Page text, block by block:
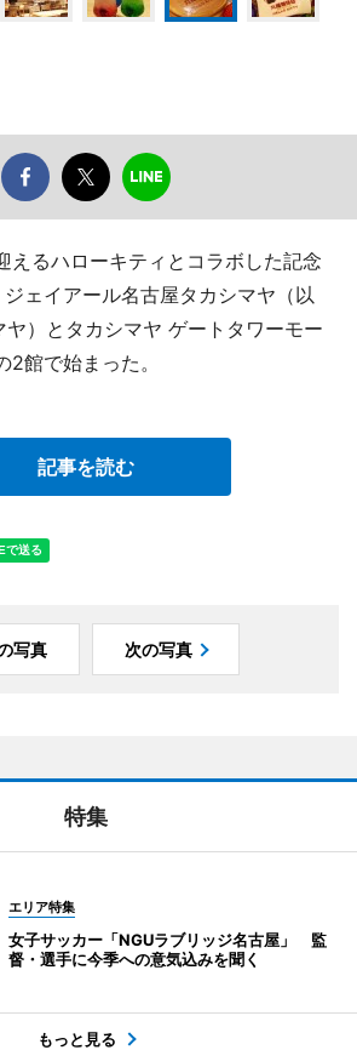
えるハローキティとコラボした記念
ェイアール名古屋タカシマヤ（以
）とタカシマヤ ゲートタワーモー
館で始まった。
記事を読む
写真 次の写真
特集
エリア特集
女子サッカー「NGUラブリッジ名古屋」 監
督・選手に今季への意気込みを聞く
もっと見る